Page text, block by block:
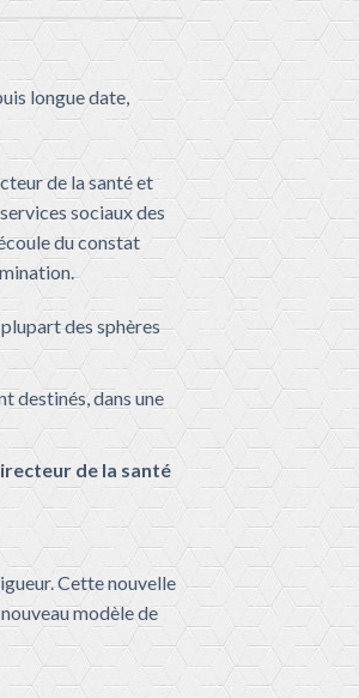
longue date,
de la santé et
sociaux des
du constat
des sphères
destinés, dans une
de la santé
Cette nouvelle
modèle de